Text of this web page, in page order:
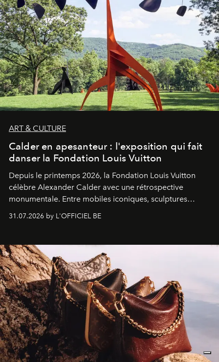
ART & CULTURE
Calder en apesanteur : l'exposition qui fait
danser la Fondation Louis Vuitton
Depuis le printemps 2026, la Fondation Louis Vuitton
célèbre Alexander Calder avec une rétrospective
monumentale. Entre mobiles iconiques, sculptures
monumentales et poésie du mouvement, l'artiste
américain investit les espaces imaginés par Frank Gehry
sculpture.
31.07.2026 by L'OFFICIEL BE